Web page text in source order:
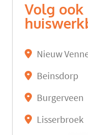
Volg ook
Nieuw
Beinsdorp
Burgerveen
Lisserbroek